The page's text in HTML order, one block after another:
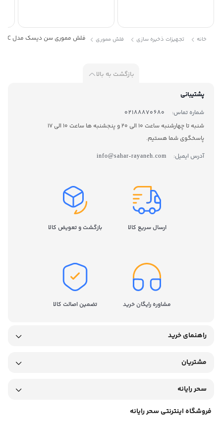
خانه تجهیزات ذخیره سازی فلش مموری فلش مموری سن دیسک مدل Dual Drive Luxe USB Type C ظرفیت 512 گیگابایت
بازگشت به بالا
پشتیبانی
شماره تماس:
02188870680
شنبه تا چهارشنبه ساعت 10 الی 20 و پنجشنبه ها ساعت 10 الی 17
پاسخگوی شما هستیم.
آدرس ایمیل:
info@sahar-rayaneh.com
ارسال سریع کالا بازگشت و تعویض کالا
مشاوره رایگان خرید تضمین اصالت کالا
راهنمای خرید
مشتریان
سحر رایانه
فروشگاه اینترنتی سحر رایانه